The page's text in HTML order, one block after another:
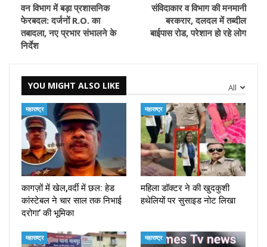
वन विभाग में बड़ा प्रशासनिक
फेरबदल: दर्जनों R.O. का
तबादला, नए प्रभार संभालने के
निर्देश
संविदाकार व विभाग की मनमानी
बरकरार, दलदल में तब्दील
बाईपास रोड, परेशान हो रहे लोग
All
YOU MIGHT ALSO LIKE
महाराष्ट्र
कागज़ों में खेल,वर्दी में छल: हेड
कांस्टेबल ने चार साल तक निभाई
दरोगा’ की भूमिका
महाराष्ट्र
महिला डॉक्टर ने की खुदकुशी
हथेलियों पर सुसाइड नोट लिखा
महाराष्ट्र महाराष्ट्र